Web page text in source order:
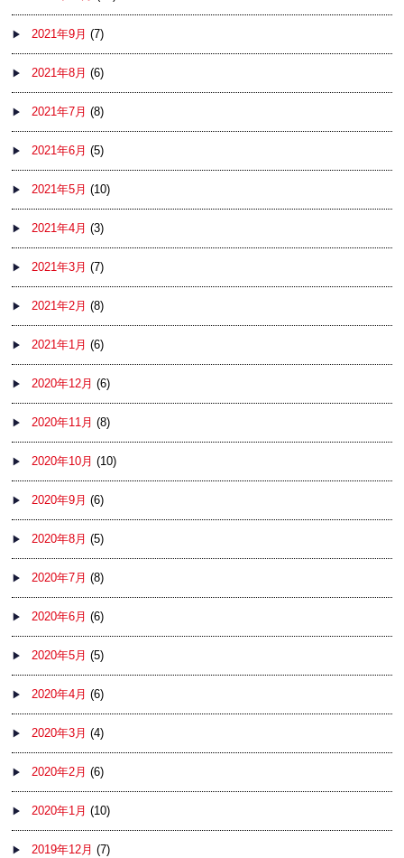
2021年9月 (7)
2021年8月 (6)
2021年7月 (8)
2021年6月 (5)
2021年5月 (10)
2021年4月 (3)
2021年3月 (7)
2021年2月 (8)
2021年1月 (6)
2020年12月 (6)
2020年11月 (8)
2020年10月 (10)
2020年9月 (6)
2020年8月 (5)
2020年7月 (8)
2020年6月 (6)
2020年5月 (5)
2020年4月 (6)
2020年3月 (4)
2020年2月 (6)
2020年1月 (10)
2019年12月 (7)